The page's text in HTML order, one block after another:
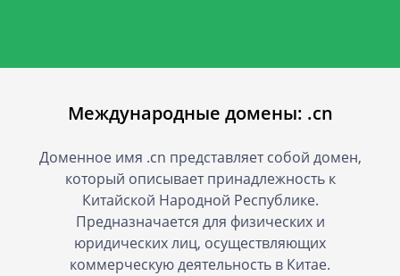
Международные домены: .cn
Доменное имя .cn представляет собой домен,
который описывает принадлежность к
Китайской Народной Республике.
Предназначается для физических и
юридических лиц, осуществляющих
коммерческую деятельность в Китае.